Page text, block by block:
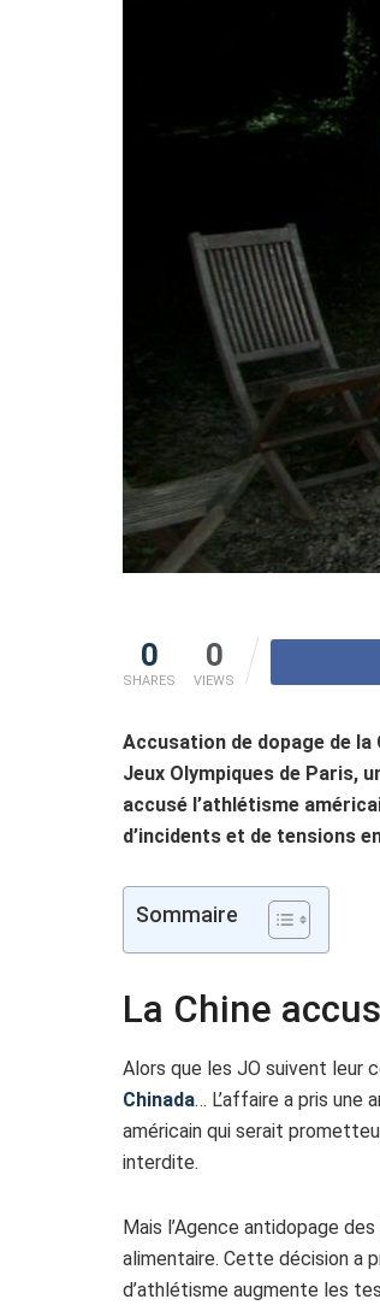
0
SHARES
0
VIEWS
Accusation de dopage de
Jeux Olympiques de Paris,
accusé l’athlétisme
d’incidents et de tensions
Sommaire
La Chine
Alors que les JO suivent leur
Chinada… L’affaire a pris une
américain qui serait
interdite.
Mais l’Agence antidopage
alimentaire. Cette décision a
d’athlétisme augmente les